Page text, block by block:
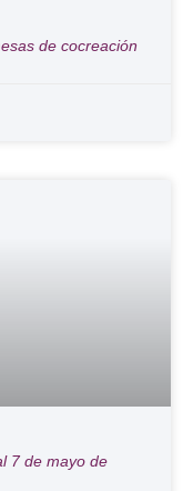
de cocreación
7 de mayo de